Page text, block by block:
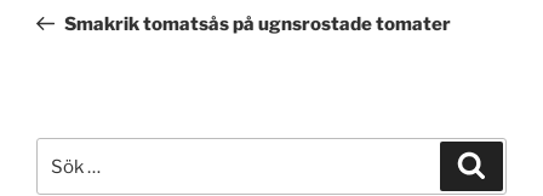
inläggSmakrik tomatsås på ugnsrostade tomater
efter: